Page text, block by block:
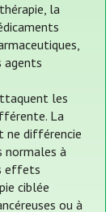
la
agents
les
La
ne différencie
normales à
effets
ciblée
ou à